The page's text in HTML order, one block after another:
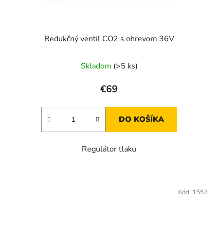
Redukčný ventil CO2 s ohrevom 36V
Skladom (>5 ks)
€69
DO KOŠÍKA
Regulátor tlaku
Kód: 1552